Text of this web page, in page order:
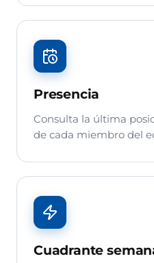
Presencia
Consulta la última
de cada miembro del
Cuadrante